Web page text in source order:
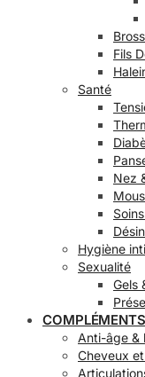
Fils
Santé
Nez
Hygiène
Sexualité
Gels
Anti-âge &
Cheveux